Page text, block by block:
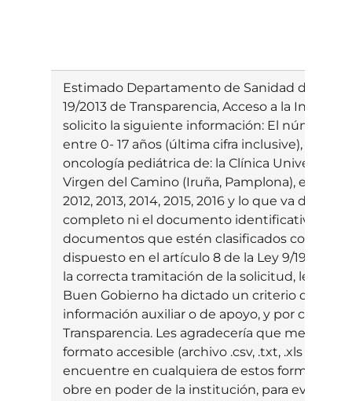
Estimado Departamento de Sanidad del
19/2013 de Transparencia, Acceso a la
solicito la siguiente información: El número
entre 0- 17 años (última cifra inclusive), de
oncología pediátrica de: la Clínica
Virgen del Camino (Iruña, Pamplona), en los
2012, 2013, 2014, 2015, 2016 y lo que va de
completo ni el documento identificativo de
documentos que estén clasificados como
dispuesto en el artículo 8 de la Ley 9/1968, de
la correcta tramitación de la solicitud, les
Buen Gobierno ha dictado un criterio de
información auxiliar o de apoyo, y por
Transparencia. Les agradecería que me
formato accesible (archivo .csv, .txt, .xls o
encuentre en cualquiera de estos formatos,
obre en poder de la institución, para evitar